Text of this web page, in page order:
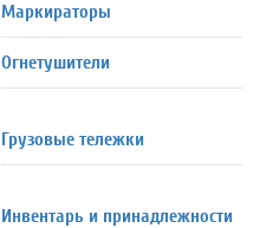
Маркираторы
Огнетушители
Грузовые тележки
Инвентарь и принадлежности